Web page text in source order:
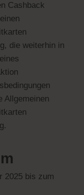
Cashback
die weiterhin in
Allgemeinen
2025 bis zum